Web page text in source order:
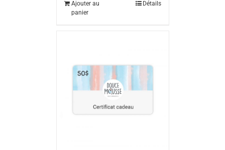
Ajouter au
panier
Détails